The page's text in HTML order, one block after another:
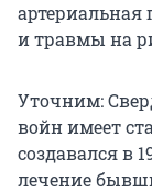
артериальная
и травмы на
Уточним:
войн имеет
создавался в
лечение